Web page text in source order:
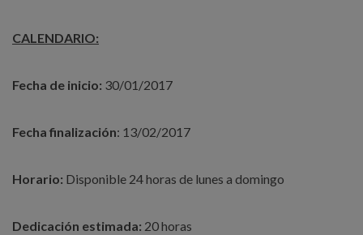
CALENDARIO:
Fecha de inicio: 30/01/2017
Fecha finalización: 13/02/2017
Horario: Disponible 24 horas de lunes a domingo
Dedicación estimada: 20 horas